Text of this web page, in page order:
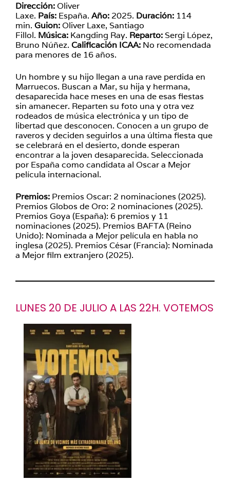
Dirección:Oliver
Laxe. País: España. Año: 2025. Duración: 114
min. Guion:Oliver Laxe, Santiago
Fillol. Música: Kangding Ray. Reparto: Sergi López,
Bruno Núñez. Calificación ICAA: No recomendada
para menores de 16 años.
Un hombre y su hijo llegan a una rave perdida en
Marruecos. Buscan a Mar, su hija y hermana,
desaparecida hace meses en una de esas fiestas
sin amanecer. Reparten su foto una y otra vez
rodeados de música electrónica y un tipo de
libertad que desconocen. Conocen a un grupo de
raveros y deciden seguirlos a una última fiesta que
se celebrará en el desierto, donde esperan
encontrar a la joven desaparecida. Seleccionada
por España como candidata al Oscar a Mejor
película internacional.
Premios: Premios Oscar: 2 nominaciones (2025).
Premios Globos de Oro: 2 nominaciones (2025).
Premios Goya (España): 6 premios y 11
nominaciones (2025). Premios BAFTA (Reino
Unido): Nominada a Mejor película en habla no
inglesa (2025). Premios César (Francia): Nominada
a Mejor film extranjero (2025).
LUNES 20 DE JULIO A LAS 22H. VOTEMOS